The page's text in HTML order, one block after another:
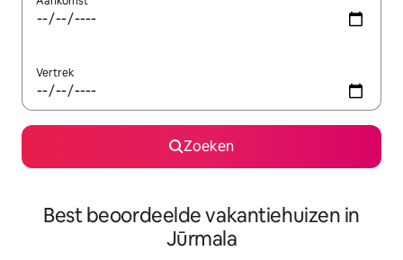
Vertrek
Zoeken
Best beoordeelde vakantiehuizen in
Jūrmala